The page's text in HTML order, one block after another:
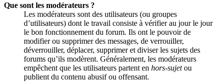
Que sont les modérateurs ?
Les modérateurs sont des utilisateurs (ou groupes
d’utilisateurs) dont le travail consiste à vérifier au jour le jour
le bon fonctionnement du forum. Ils ont le pouvoir de
modifier ou supprimer des messages, de verrouiller,
déverrouiller, déplacer, supprimer et diviser les sujets des
forums qu’ils modèrent. Généralement, les modérateurs
empêchent que les utilisateurs partent en hors-sujetou
publient du contenu abusif ou offensant.